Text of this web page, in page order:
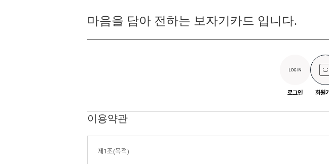
마음을 담아 전하는 보자기카드 입니다.
로그인 회원
이용약관